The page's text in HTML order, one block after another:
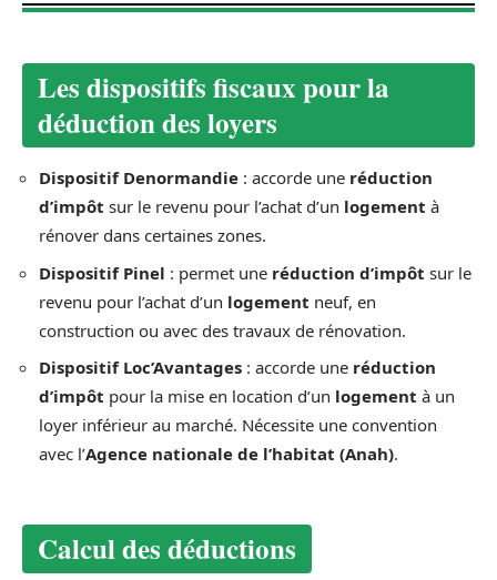
Les dispositifs fiscaux pour la
déduction des loyers
Dispositif Denormandie : accorde une réduction
d’impôt sur le revenu pour l’achat d’un logement à
rénover dans certaines zones.
Dispositif Pinel : permet une réduction d’impôt sur le
revenu pour l’achat d’un logement neuf, en
construction ou avec des travaux de rénovation.
Dispositif Loc’Avantages : accorde une réduction
d’impôt pour la mise en location d’un logement à un
loyer inférieur au marché. Nécessite une convention
avec l’Agence nationale de l’habitat (Anah).
Calcul des déductions